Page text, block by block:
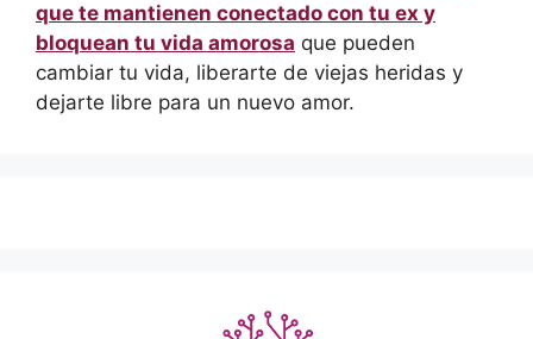
que te mantienen conectado con tu ex y
bloquean tu vida amorosa que pueden
cambiar tu vida, liberarte de viejas heridas y
dejarte libre para un nuevo amor.